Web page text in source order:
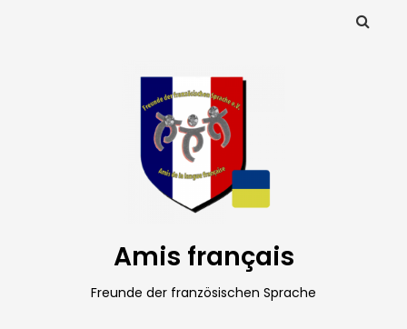
Amis français
Freunde der französischen Sprache